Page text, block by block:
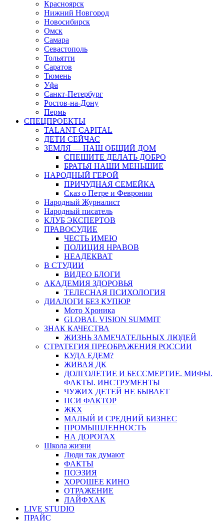
Красноярск
Нижний Новгород
Новосибирск
Омск
Самара
Севастополь
Тольятти
Саратов
Тюмень
Уфа
Санкт-Петербург
Ростов-на-Дону
Пермь
СПЕЦПРОЕКТЫ
TALANT CAPITAL
ДЕТИ СЕЙЧАС
ЗЕМЛЯ — НАШ ОБЩИЙ ДОМ
СПЕШИТЕ ДЕЛАТЬ ДОБРО
БРАТЬЯ НАШИ МЕНЬШИЕ
НАРОДНЫЙ ГЕРОЙ
ПРИЧУДНАЯ СЕМЕЙКА
Сказ о Петре и Февронии
Народный Журналист
Народный писатель
КЛУБ ЭКСПЕРТОВ
ПРАВОСУДИЕ
ЧЕСТЬ ИМЕЮ
ПОЛИЦИЯ НРАВОВ
НЕАДЕКВАТ
В СТУДИИ
ВИДЕО БЛОГИ
АКАДЕМИЯ ЗДОРОВЬЯ
ТЕЛЕСНАЯ ПСИХОЛОГИЯ
ДИАЛОГИ БЕЗ КУПЮР
Мото Хроника
GLOBAL VISION SUMMIT
ЗНАК КАЧЕСТВА
ЖИЗНЬ ЗАМЕЧАТЕЛЬНЫХ ЛЮДЕЙ
СТРАТЕГИЯ ПРЕОБРАЖЕНИЯ РОССИИ
КУДА ЕДЕМ?
ЖИВАЯ ДК
ДОЛГОЛЕТИЕ И БЕССМЕРТИЕ. МИФЫ.
ФАКТЫ. ИНСТРУМЕНТЫ
ЧУЖИХ ДЕТЕЙ НЕ БЫВАЕТ
ПСИ ФАКТОР
ЖКХ
МАЛЫЙ И СРЕДНИЙ БИЗНЕС
ПРОМЫШЛЕННОСТЬ
НА ДОРОГАХ
Школа жизни
Люди так думают
ФАКТЫ
ПОЭЗИЯ
ХОРОШЕЕ КИНО
ОТРАЖЕНИЕ
ЛАЙФХАК
LIVE STUDIO
ПРАЙС